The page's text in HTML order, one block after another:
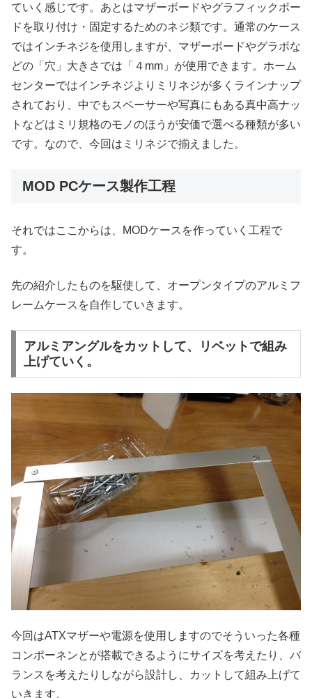
ていく感じです。あとはマザーボードやグラフィックボー
ドを取り付け・固定するためのネジ類です。通常のケース
ではインチネジを使用しますが、マザーボードやグラボな
どの「穴」大きさでは「４mm」が使用できます。ホーム
センターではインチネジよりミリネジが多くラインナップ
されており、中でもスペーサーや写真にもある真中高ナッ
トなどはミリ規格のモノのほうが安価で選べる種類が多い
です。なので、今回はミリネジで揃えました。
MOD PCケース製作工程
それではここからは、MODケースを作っていく工程で
す。
先の紹介したものを駆使して、オープンタイプのアルミフ
レームケースを自作していきます。
アルミアングルをカットして、リベットで組み
上げていく。
今回はATXマザーや電源を使用しますのでそういった各種
コンポーネンとが搭載できるようにサイズを考えたり、バ
ランスを考えたりしながら設計し、カットして組み上げて
いきます。